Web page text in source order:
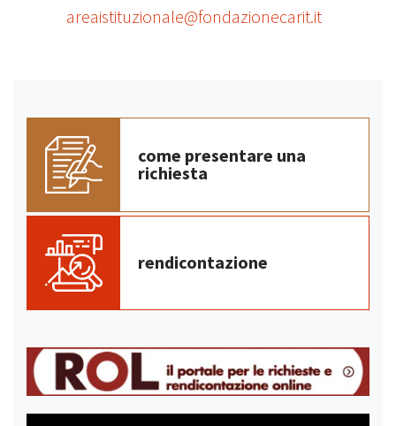
areaistituzionale@fondazionecarit.it
come presentare una
richiesta
rendicontazione